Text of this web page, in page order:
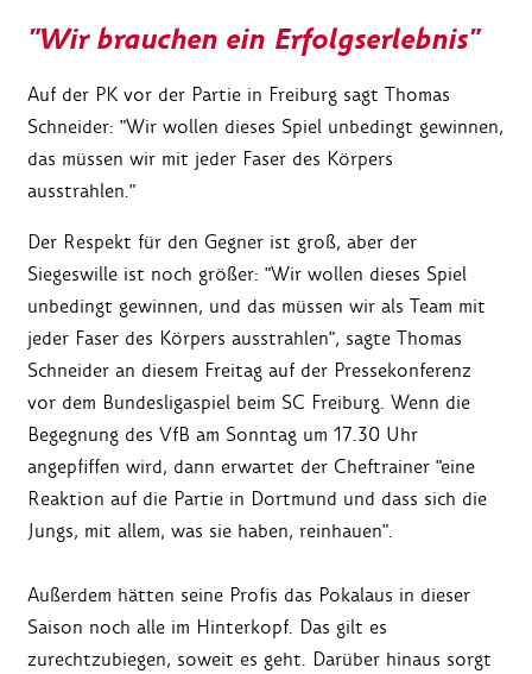
"Wir brauchen ein Erfolgserlebnis"
Auf der PK vor der Partie in Freiburg sagt Thomas
Schneider: "Wir wollen dieses Spiel unbedingt gewinnen,
das müssen wir mit jeder Faser des Körpers
ausstrahlen."
Der Respekt für den Gegner ist groß, aber der
Siegeswille ist noch größer: "Wir wollen dieses Spiel
unbedingt gewinnen, und das müssen wir als Team mit
jeder Faser des Körpers ausstrahlen", sagte Thomas
Schneider an diesem Freitag auf der Pressekonferenz
vor dem Bundesligaspiel beim SC Freiburg. Wenn die
Begegnung des VfB am Sonntag um 17.30 Uhr
angepfiffen wird, dann erwartet der Cheftrainer "eine
Reaktion auf die Partie in Dortmund und dass sich die
Jungs, mit allem, was sie haben, reinhauen".
Außerdem hätten seine Profis das Pokalaus in dieser
Saison noch alle im Hinterkopf. Das gilt es
zurechtzubiegen, soweit es geht. Darüber hinaus sorgt